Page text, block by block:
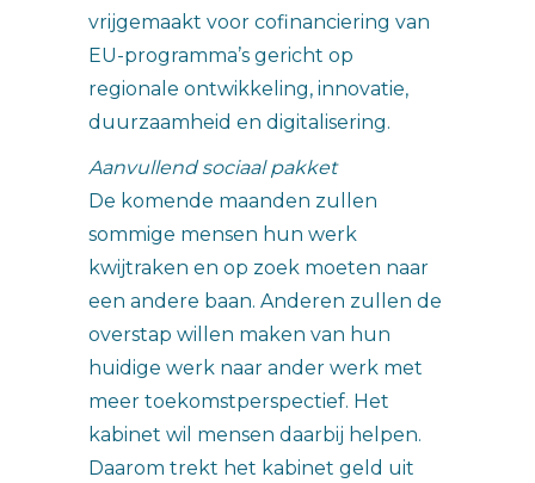
vrijgemaakt voor cofinanciering van
EU-programma’s gericht op
regionale ontwikkeling, innovatie,
duurzaamheid en digitalisering.
Aanvullend sociaal pakket
De komende maanden zullen
sommige mensen hun werk
kwijtraken en op zoek moeten naar
een andere baan. Anderen zullen de
overstap willen maken van hun
huidige werk naar ander werk met
meer toekomstperspectief. Het
kabinet wil mensen daarbij helpen.
Daarom trekt het kabinet geld uit